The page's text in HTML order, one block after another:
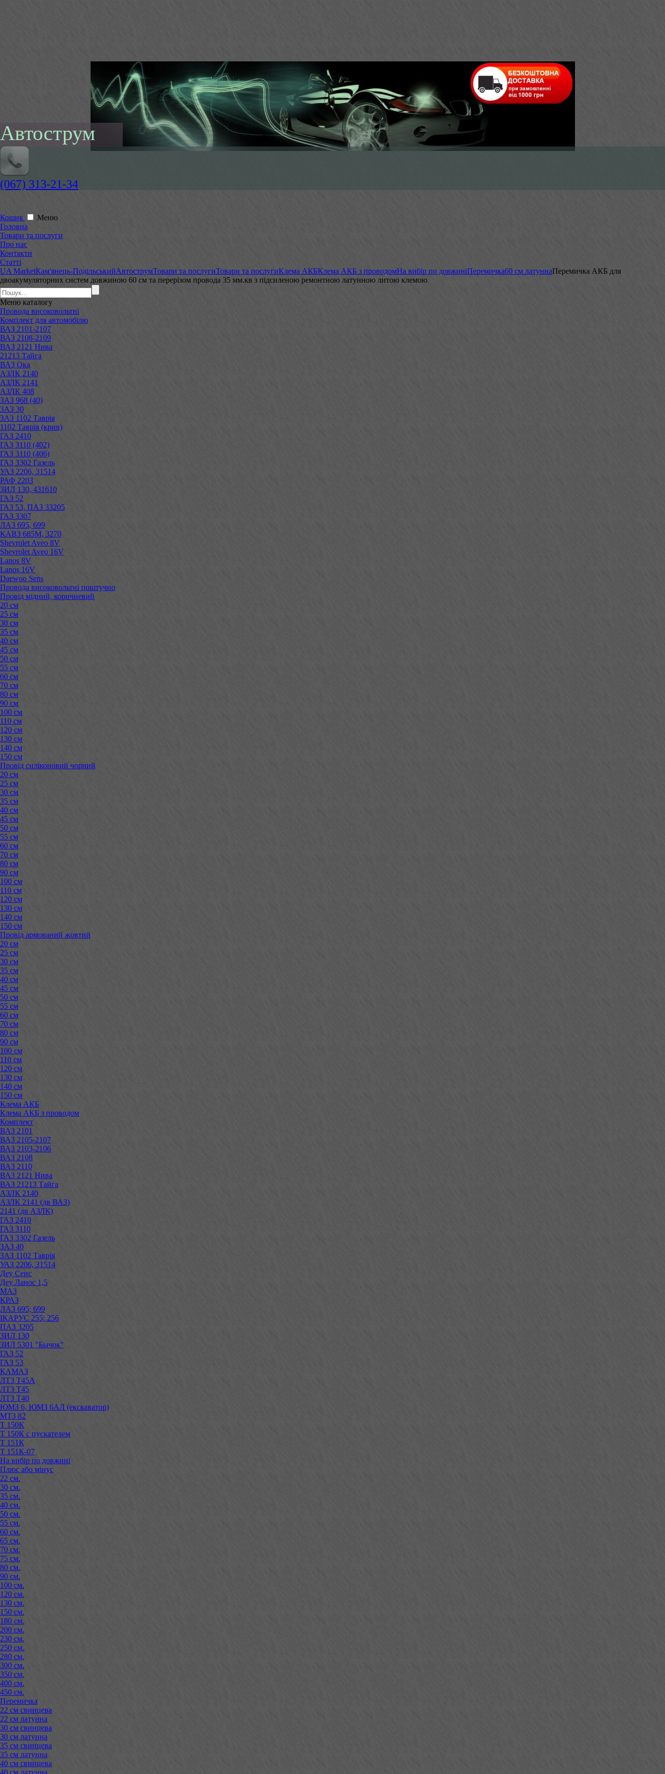
Автострум
(067) 313-21-34
Кошик
Меню
Головна
Товари та послуги
Про нас
Контакти
Статті
UA MarketКам'янець-ПодільськийАвтострумТовари та послугиТовари та послугиКлема АКБКлема АКБ з проводомНа вибір по довжиніПеремичка60 см латуннаПеремичка АКБ для
двоакумуляторних систем довжиною 60 см та перерізом провода 35 мм.кв з підсиленою ремонтною латунною литою клемою
Меню каталогу
Провода високовольтні
Комплект для автомобілю
ВАЗ 2101-2107
ВАЗ 2108-2109
ВАЗ 2121 Нива
21213 Тайга
ВАЗ Ока
АЗЛК 2140
АЗЛК 2141
АЗЛК 408
ЗАЗ 968 (40)
ЗАЗ 30
ЗАЗ 1102 Таврія
1102 Таврія (крив)
ГАЗ 2410
ГАЗ 3110 (402)
ГАЗ 3110 (406)
ГАЗ 3302 Газель
УАЗ 2206, 31514
РАФ 2203
ЗИЛ 130, 431610
ГАЗ 52
ГАЗ 53, ПАЗ 33205
ГАЗ 3307
ЛАЗ 695, 699
КАВЗ 685М, 3270
Shevrolet Aveo 8V
Shevrolet Aveo 16V
Lanos 8V
Lanos 16V
Daewoo Sens
Провода високовольтні поштучно
Провід мідний, коричневий
20 см
25 см
30 см
35 см
40 см
45 см
50 см
55 см
60 см
70 см
80 см
90 см
100 см
110 см
120 см
130 см
140 см
150 см
Провід силіконовий чорний
20 см
25 см
30 см
35 см
40 см
45 см
50 см
55 см
60 см
70 см
80 см
90 см
100 см
110 см
120 см
130 см
140 см
150 см
Провід армований жовтий
20 см
25 см
30 см
35 см
40 см
45 см
50 см
55 см
60 см
70 см
80 см
90 см
100 см
110 см
120 см
130 см
140 см
150 см
Клема АКБ
Клема АКБ з проводом
Комплект
ВАЗ 2101
ВАЗ 2105-2107
ВАЗ 2103-2106
ВАЗ 2108
ВАЗ 2110
ВАЗ 2121 Нива
ВАЗ 21213 Тайга
АЗЛК 2140
АЗЛК 2141 (дв ВАЗ)
2141 (дв АЗЛК)
ГАЗ 2410
ГАЗ 3110
ГАЗ 3302 Газель
ЗАЗ 40
ЗАЗ 1102 Таврія
УАЗ 2206, 31514
Деу Сенс
Деу Ланос 1,5
МАЗ
КРАЗ
ЛАЗ 695; 699
ІКАРУС 255; 256
ПАЗ 3205
ЗИЛ 130
ЗИЛ 5301 "Бычок"
ГАЗ 52
ГАЗ 53
КАМАЗ
ЛТЗ Т45А
ЛТЗ Т45
ЛТЗ Т40
ЮМЗ 6, ЮМЗ 6АЛ (екскаватор)
МТЗ 82
Т 150К
Т 150К с пускателем
Т 151К
Т 151К-07
На вибір по довжині
Плюс або мінус
22 см.
30 см.
35 см.
40 см.
50 см.
55 см.
60 см.
65 см.
70 см.
75 см.
80 см.
90 см.
100 см.
120 см.
130 см.
150 см.
180 см.
200 см.
230 см.
250 см.
280 см.
300 см.
350 см.
400 см.
450 см.
Перемичка
22 см свинцева
22 см латунна
30 см свинцева
30 см латунна
35 см свинцева
35 см латунна
40 см свинцева